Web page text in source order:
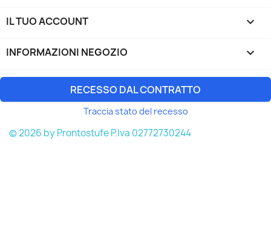
IL TUO ACCOUNT 
INFORMAZIONI NEGOZIO keyboard_arrow_down
RECESSO DAL CONTRATTO
Traccia stato del recesso
© 2026 by Prontostufe P.Iva 02772730244